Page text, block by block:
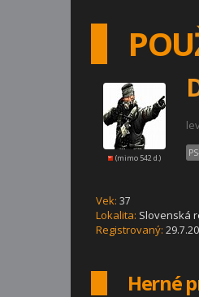
(mimo 542 d.)
Vek: 37
Lokalita: Slovenská
Registrovaný:
Herné